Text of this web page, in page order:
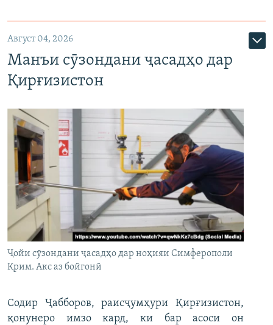
Август 04, 2026
Манъи сӯзондани ҷасадҳо дар
Қирғизистон
Ҷойи сӯзондани ҷасадҳо дар ноҳияи Симферополи
Қрим. Акс аз бойгонӣ
Содир Ҷабборов, раисҷумҳури Қирғизистон,
қонунеро имзо кард, ки бар асоси он